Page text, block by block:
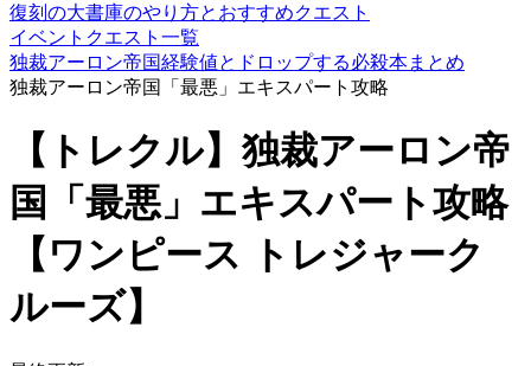
復刻の大書庫のやり方とおすすめクエスト
イベントクエスト一覧
独裁アーロン帝国経験値とドロップする必殺本まとめ
独裁アーロン帝国「最悪」エキスパート攻略
【トレクル】独裁アーロン帝
国「最悪」エキスパート攻略
【ワンピース トレジャーク
ルーズ】